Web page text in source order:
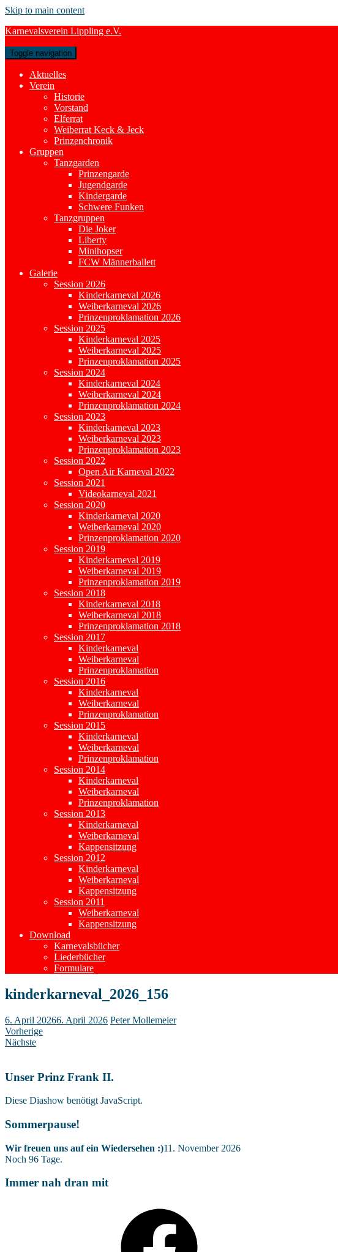
Skip to main content
Karnevalsverein Lippling e.V.
Toggle navigation
Aktuelles
Verein
Historie
Vorstand
Elferrat
Weiberrat Keck & Jeck
Prinzenchronik
Gruppen
Tanzgarden
Prinzengarde
Jugendgarde
Kindergarde
Schwere Funken
Tanzgruppen
Die Joker
Liberty
Minihopser
FCW Männerballett
Galerie
Session 2026
Kinderkarneval 2026
Weiberkarneval 2026
Prinzenproklamation 2026
Session 2025
Kinderkarneval 2025
Weiberkarneval 2025
Prinzenproklamation 2025
Session 2024
Kinderkarneval 2024
Weiberkarneval 2024
Prinzenproklamation 2024
Session 2023
Kinderkarneval 2023
Weiberkarneval 2023
Prinzenproklamation 2023
Session 2022
Open Air Karneval 2022
Session 2021
Videokarneval 2021
Session 2020
Kinderkarneval 2020
Weiberkarneval 2020
Prinzenproklamation 2020
Session 2019
Kinderkarneval 2019
Weiberkarneval 2019
Prinzenproklamation 2019
Session 2018
Kinderkarneval 2018
Weiberkarneval 2018
Prinzenproklamation 2018
Session 2017
Kinderkarneval
Weiberkarneval
Prinzenproklamation
Session 2016
Kinderkarneval
Weiberkarneval
Prinzenproklamation
Session 2015
Kinderkarneval
Weiberkarneval
Prinzenproklamation
Session 2014
Kinderkarneval
Weiberkarneval
Prinzenproklamation
Session 2013
Kinderkarneval
Weiberkarneval
Kappensitzung
Session 2012
Kinderkarneval
Weiberkarneval
Kappensitzung
Session 2011
Weiberkarneval
Kappensitzung
Download
Karnevalsbücher
Liederbücher
Formulare
kinderkarneval_2026_156
6. April 20266. April 2026 Peter Mollemeier
Vorherige
Nächste
Unser Prinz Frank II.
Diese Diashow benötigt JavaScript.
Sommerpause!
Wir freuen uns auf ein Wiedersehen :)11. November 2026
Noch 96 Tage.
Immer nah dran mit